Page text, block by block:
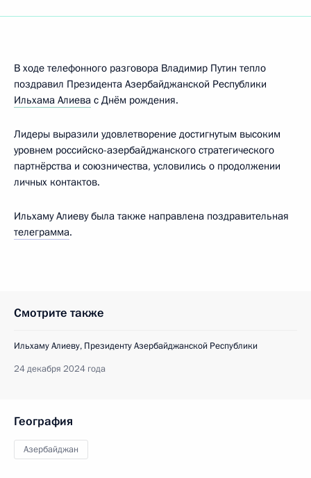
В ходе телефонного разговора Владимир Путин тепло
поздравил Президента Азербайджанской Республики
Ильхама Алиева с Днём рождения.
Лидеры выразили удовлетворение достигнутым высоким
уровнем российско-азербайджанского стратегического
партнёрства и союзничества, условились о продолжении
личных контактов.
Ильхаму Алиеву была также направлена поздравительная
телеграмма.
Смотрите также
Ильхаму Алиеву, Президенту Азербайджанской Республики
24 декабря 2024 года
География
Азербайджан